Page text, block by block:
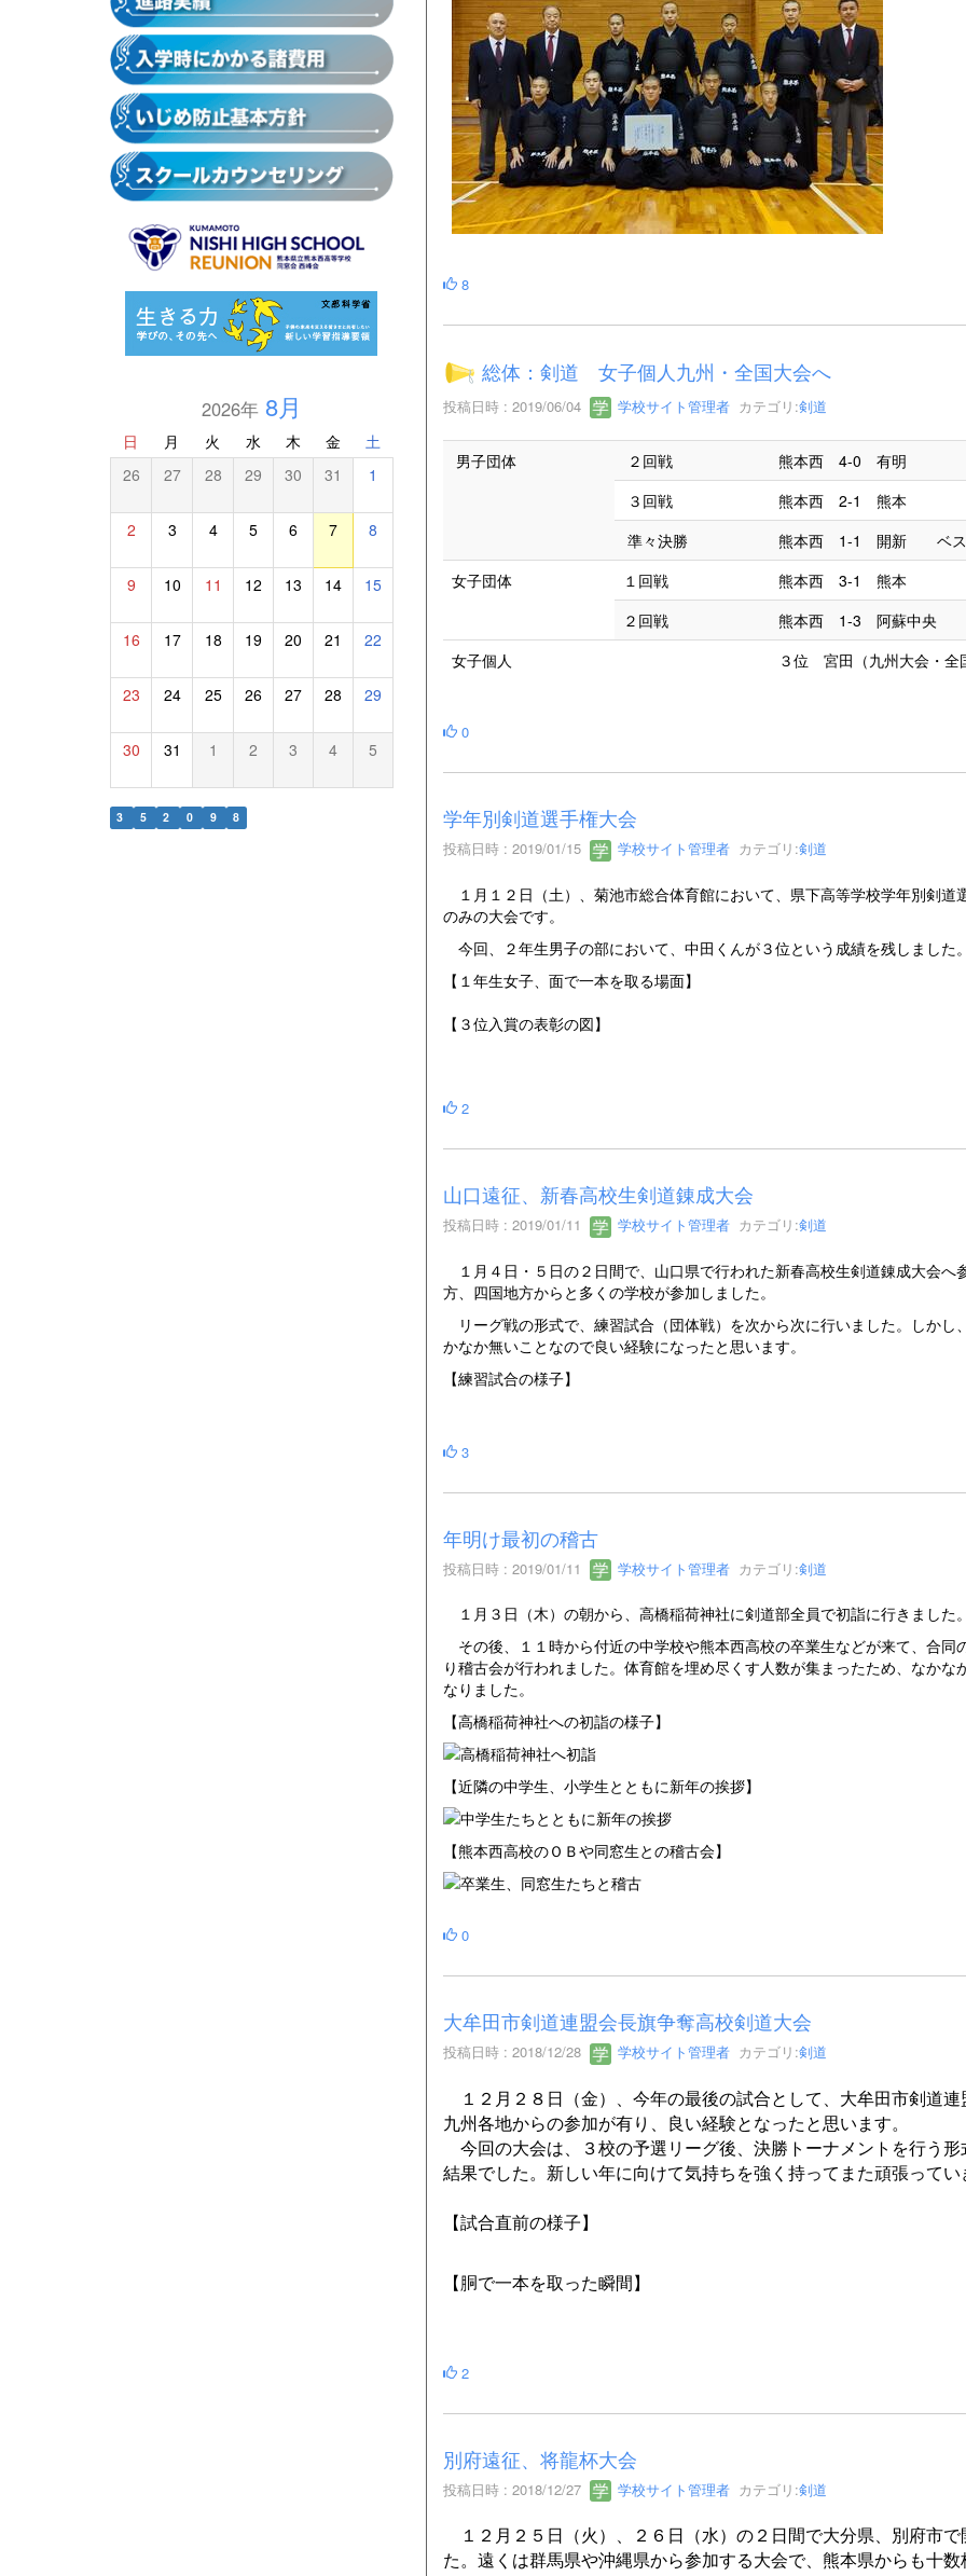
8
総体：剣道 女子個人九州・全国大会へ
投稿日時 : 2019/06/04 学校サイト管理者カテゴリ:剣道
男子団体 ２回戦
熊本西 4-0 有明
３回戦
熊本西 2-1 熊本
準々決勝
熊本西 1-1 開新 ベス
女子団体
１回戦
熊本西 3-1 熊本
２回戦
熊本西 1-3 阿蘇中央
女子個人
３位 宮田（九州大会・全
0
学年別剣道選手権大会
投稿日時 : 2019/01/15 学校サイト管理者カテゴリ:剣道
１月１２日（土）、菊池市総合体育館において、県下高等学校学年別剣
のみの大会です。
今回、２年生男子の部において、中田くんが３位という成績を残しました
【１年生女子、面で一本を取る場面】
【３位入賞の表彰の図】
2
山口遠征、新春高校生剣道錬成大会
投稿日時 : 2019/01/11 学校サイト管理者カテゴリ:剣道
１月４日・５日の２日間で、山口県で行われた新春高校生剣道錬成大会
方、四国地方からと多くの学校が参加しました。
リーグ戦の形式で、練習試合（団体戦）を次から次に行いました。しか
かなか無いことなので良い経験になったと思います。
【練習試合の様子】
3
年明け最初の稽古
投稿日時 : 2019/01/11 学校サイト管理者カテゴリ:剣道
１月３日（木）の朝から、高橋稲荷神社に剣道部全員で初詣に行きました
その後、１１時から付近の中学校や熊本西高校の卒業生などが来て、合
り稽古会が行われました。体育館を埋め尽くす人数が集まったため、なか
なりました。
【高橋稲荷神社への初詣の様子】
【近隣の中学生、小学生とともに新年の挨拶】
【熊本西高校のＯＢや同窓生との稽古会】
0
大牟田市剣道連盟会長旗争奪高校剣道大会
投稿日時 : 2018/12/28 学校サイト管理者カテゴリ:剣道
１２月２８日（金）、今年の最後の試合として、大牟田市剣道
九州各地からの参加が有り、良い経験となったと思います。
今回の大会は、３校の予選リーグ後、決勝トーナメントを行う
結果でした。新しい年に向けて気持ちを強く持ってまた頑張ってい
【試合直前の様子】
【胴で一本を取った瞬間】
2
別府遠征、将龍杯大会
投稿日時 : 2018/12/27 学校サイト管理者カテゴリ:剣道
１２月２５日（火）、２６日（水）の２日間で大分県、別府市
た。遠くは群馬県や沖縄県から参加する大会で、熊本県からも十
2026年8月
日 月 火 水 木 金 土
26 27 28 29 30 31 1
2 3 4 5 6 7 8
9 10 11 12 13 14 15
16 17 18 19 20 21 22
23 24 25 26 27 28 29
30 31 1 2 3 4 5
3 5 2 0 9 8